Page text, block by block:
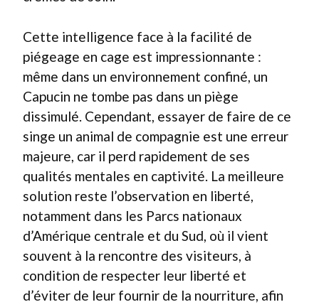
Cette intelligence face à la facilité de
piégeage en cage est impressionnante :
même dans un environnement confiné, un
Capucin ne tombe pas dans un piège
dissimulé. Cependant, essayer de faire de ce
singe un animal de compagnie est une erreur
majeure, car il perd rapidement de ses
qualités mentales en captivité. La meilleure
solution reste l’observation en liberté,
notamment dans les Parcs nationaux
d’Amérique centrale et du Sud, où il vient
souvent à la rencontre des visiteurs, à
condition de respecter leur liberté et
d’éviter de leur fournir de la nourriture, afin